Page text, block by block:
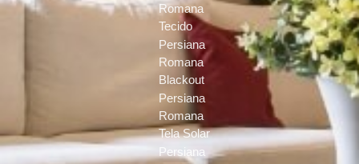
Romana
Tecido
Persiana
Romana
Blackout
Persiana
Romana
Tela Solar
Persiana